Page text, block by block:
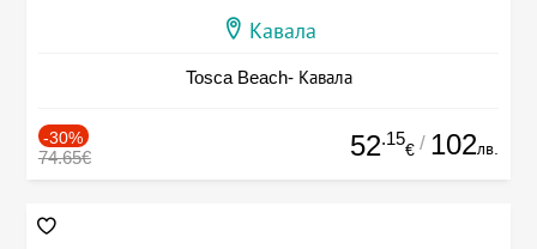
Кавала
Tosca Beach- Кавала
-30%
74.65€ 52.15
€ / 102лв.